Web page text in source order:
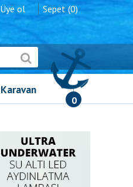
Üye ol Sepet (0)
0
Karavan